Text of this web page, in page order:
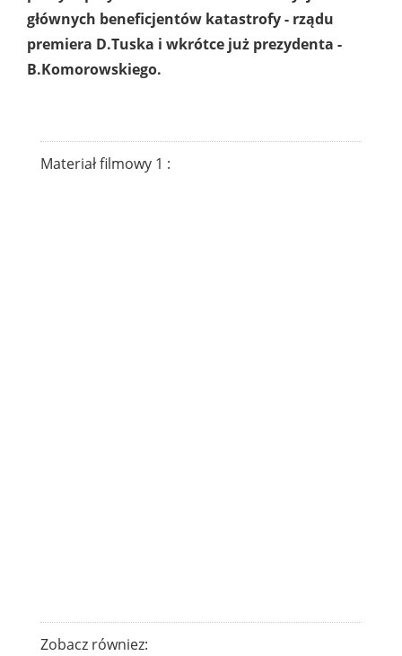
głównych beneficjentów katastrofy - rządu
premiera D.Tuska i wkrótce już prezydenta -
B.Komorowskiego.
Materiał filmowy 1 :
Zobacz równiez: